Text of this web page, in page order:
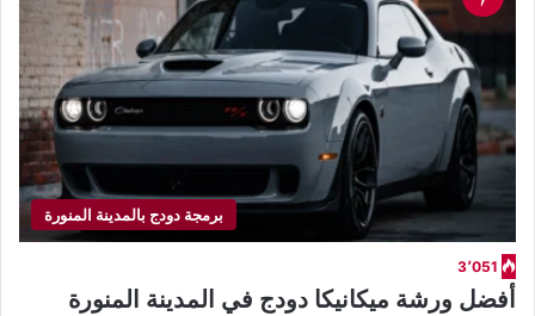
برمجة دودج بالمدينة المنورة
3٬051
أفضل ورشة ميكانيكا دودج في المدينة المنورة